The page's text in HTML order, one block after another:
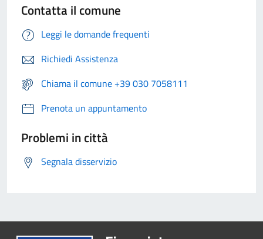
Contatta il comune
Leggi le domande frequenti
Richiedi Assistenza
Chiama il comune +39 030 7058111
Prenota un appuntamento
Problemi in città
Segnala disservizio